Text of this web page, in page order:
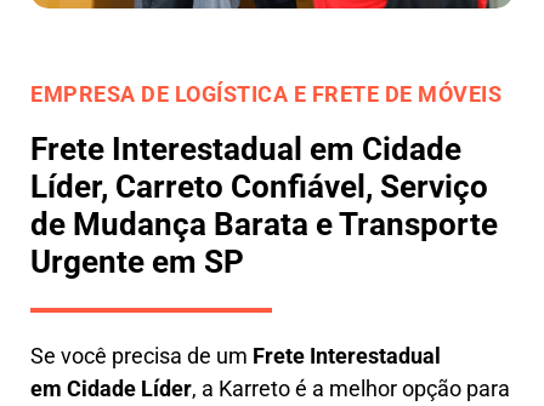
EMPRESA DE LOGÍSTICA E FRETE DE MÓVEIS
Frete Interestadual em Cidade
Líder, Carreto Confiável, Serviço
de Mudança Barata e Transporte
Urgente em SP
Se você precisa de um Frete Interestadual
em Cidade Líder, a Karreto é a melhor opção para